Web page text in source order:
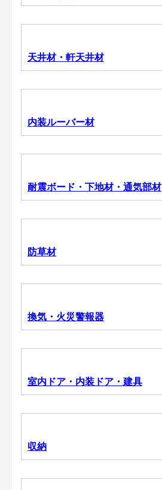
天井材・軒天井材
内装ルーバー材
耐震ボード・下地材・通気部材
防草材
換気・火災警報器
室内ドア・内装ドア・建具
収納